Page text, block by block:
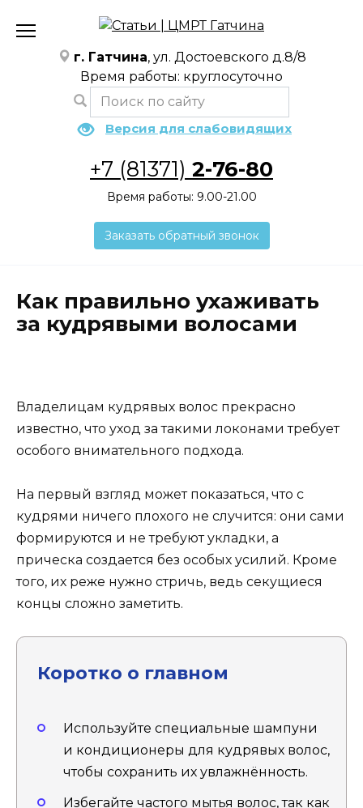
содержанию
г. Гатчина, ул. Достоевского д.8/8
Время работы: круглосуточно
Версия для слабовидящих
+7 (81371) 2-76-80
Время работы: 9.00-21.00
Заказать обратный звонок
Как правильно ухаживать
за кудрявыми волосами
Владелицам кудрявых волос прекрасно
известно, что уход за такими локонами требует
особого внимательного подхода.
На первый взгляд может показаться, что с
кудрями ничего плохого не случится: они сами
формируются и не требуют укладки, а
прическа создается без особых усилий. Кроме
того, их реже нужно стричь, ведь секущиеся
концы сложно заметить.
Коротко о главном
Используйте специальные шампуни
и кондиционеры для кудрявых волос,
чтобы сохранить их увлажнённость.
Избегайте частого мытья волос, так как